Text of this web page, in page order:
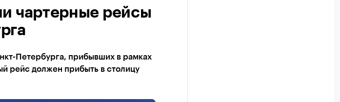
чартерные рейсы
Петербурга, прибывших в рамках
рейс должен прибыть в столицу